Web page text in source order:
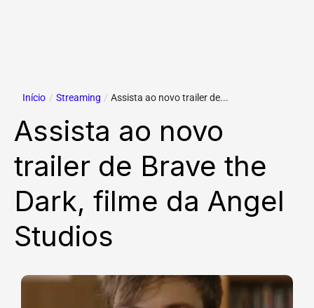
Início / Streaming / Assista ao novo trailer de...
Assista ao novo
trailer de Brave the
Dark, filme da Angel
Studios